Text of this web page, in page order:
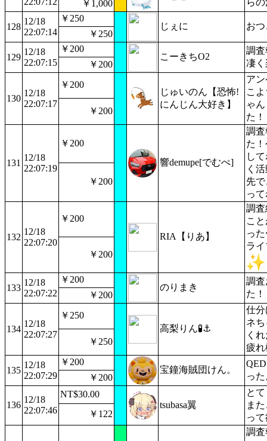
ら
￥1,000
128
12/18
22:07:14
￥250
じぇに お
￥250
129
12/18
22:07:15
￥200
こーきちO2
調
凄
￥200
130
12/18
22:07:17
￥200
じゅいのん【恐怖!
にんじん大好き】
ア
こ
ゃ
た！
￥200
131
12/18
22:07:19
￥200
響demupe[でむぺ]
調
た
し
く
先
っ
￥200
132
12/18
22:07:20
￥200
RIA【りあ】
調
こ
っ
ラ
￥200
133
12/18
22:07:22
￥200
のりまき
調
た！
￥200
134
12/18
22:07:27
￥250
高梨りん🧪⚓️
仕
ネ
く
疲
￥250
135
12/18
22:07:29
￥200
宝鐘海賊団けん。
っ
￥200
136
12/18
22:07:46
NT$30.00
tsubasa翼
と
ま
っ
￥122
調